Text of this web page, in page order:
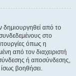
δημιουργηθεί από το
στο
όπως η
από τον διαχειριστή
ή αποσύνδεσης,
βοηθήσει.